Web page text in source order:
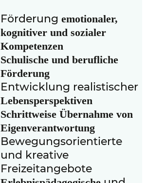
Förderung emotionaler,
kognitiver und sozialer
Kompetenzen
Schulische und berufliche
Förderung
Entwicklung realistischer
Lebensperspektiven
Schrittweise Übernahme von
Eigenverantwortung
Bewegungsorientierte
und kreative
Freizeitangebote